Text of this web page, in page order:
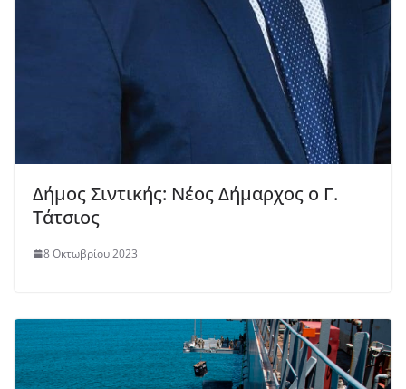
Δήμος Σιντικής: Νέος Δήμαρχος ο Γ.
Τάτσιος
8 Οκτωβρίου 2023